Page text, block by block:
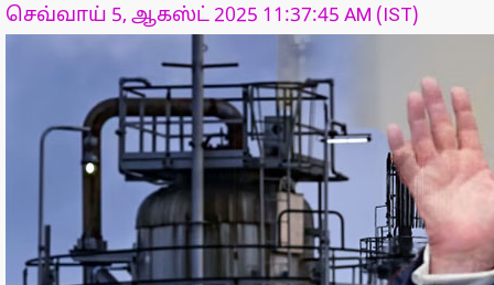
செவ்வாய் 5, ஆகஸ்ட் 2025 11:37:45 AM (IST)